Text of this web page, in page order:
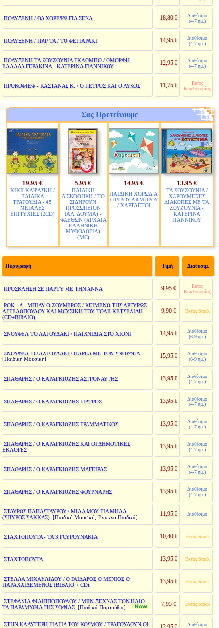
ΠΟΛΥΞΕΝΗ / ΘΑ ΧΟΡΕΨΩ ΓΙΑ ΣΕΝΑ 18,80 €
Διαθέσιμο
(4-7 ημ.)
ΠΟΛΥΞΕΝΗ / ΠΑΡ ΤΑ / ΤΟ ΦΕΓΓΑΡΑΚΙ 14,95 €
Διαθέσιμο
(4-7 ημ.)
ΠΟΛΥΞΕΝΗ ΤΑ ΖΟΥΖΟΥΝΙΑ ΓΚΛΟΜΠΟ / ΟΜΟΡΦΗ
ΕΛΛΑΔΑ ΓΕΡΑΚΙΝΑ - ΚΑΤΕΡΙΝΑ ΓΙΑΝΝΙΚΟΥ
12,95 €
Διαθέσιμο
(4-7 ημ.)
ΠΡΟΚΟΦΙΕΦ - ΚΑΣΤΑΝΑΣ Κ. / Ο ΠΕΤΡΟΣ ΚΑΙ Ο ΛΥΚΟΣ 11,75 €
Εκτός
Κυκλοφορίας
Σας Προτείνουμε
19.95 €
ΚΙΚΗ ΚΑΨΑΣΚΗ /
ΠΑΙΔΙΚΑ
ΤΡΑΓΟΥΔΙΑ - 45
ΜΕΓΑΛΕΣ
ΕΠΙΤΥΧΙΕΣ (2CD)
5.95 €
ΠΑΙΔΙΚΗ
ΔΙΣΚΟΘΗΚΗ / ΤΟ
ΣΙΔΗΡΟΥΝ
ΠΡΟΣΩΠΕΙΟΝ
(ΑΛ. ΔΟΥΜΑ) -
ΦΑΕΘΩΝ (ΑΡΧΑΙΑ
ΕΛΛΗΝΙΚΗ
ΜΥΘΟΛΟΓΙΑ)
(MC)
14.95 €
ΠΑΙΔΙΚΗ ΧΟΡΩΔΙΑ
ΣΠΥΡΟΥ ΛΑΜΠΡΟΥ
/ ΧΑΡΤΑΕΤΟΙ
13.95 €
ΤΑ ΖΟΥΖΟΥΝΙΑ /
ΧΑΡΟΥΜΕΝΕΣ
ΔΙΑΚΟΠΕΣ ΜΕ ΤΑ
ΖΟΥΖΟΥΝΙΑ -
ΚΑΤΕΡΙΝΑ
ΓΙΑΝΝΙΚΟΥ
Περιγραφή Τιμή Διαθεσιμ.
ΠΡΟΣΚΛΗΣΗ ΣΕ ΠΑΡΤΥ ΜΕ ΤΗΝ ΑΝΝΑ 9,95 €
Εκτός
Κυκλοφορίας
ΡΟΚ - Α - ΜΠΙΛΥ Ο ΖΟΥΜΕΡΟΣ / ΚΕΙΜΕΝΟ ΤΗΣ ΑΡΓΥΡΩΣ
ΑΓΓΕΛΟΠΟΥΛΟΥ ΚΑΙ ΜΟΥΣΙΚΗ ΤΟΥ ΤΟΛΗ ΚΕΤΣΕΛΙΔΗ
(CD+ΒΙΒΛΙΟ)
9,90 € Εκτός Stock
ΣΝΟΥΦΕΛ ΤΟ ΛΑΓΟΥΔΑΚΙ / ΠΑΙΧΝΙΔΙΑ ΣΤΟ ΧΙΟΝΙ 14,95 €
Διαθέσιμο
(6-9 ημ.)
ΣΝΟΥΦΕΛ ΤΟ ΛΑΓΟΥΔΑΚΙ / ΠΑΡΕΑ ΜΕ ΤΟΝ ΣΝΟΥΦΕΛ
[Παιδική Μουσική] 15,95 €
Διαθέσιμο
(6-9 ημ.)
ΣΠΑΘΑΡΗΣ / Ο ΚΑΡΑΓΚΙΟΖΗΣ ΑΣΤΡΟΝΑΥΤΗΣ 13,95 €
Διαθέσιμο
(4-7 ημ.)
ΣΠΑΘΑΡΗΣ / Ο ΚΑΡΑΓΚΙΟΖΗΣ ΓΙΑΤΡΟΣ 13,95 €
Διαθέσιμο
(4-7 ημ.)
ΣΠΑΘΑΡΗΣ / Ο ΚΑΡΑΓΚΙΟΖΗΣ ΓΡΑΜΜΑΤΙΚΟΣ 13,95 €
Διαθέσιμο
(4-7 ημ.)
ΣΠΑΘΑΡΗΣ / Ο ΚΑΡΑΓΚΙΟΖΗΣ ΚΑΙ ΟΙ ΔΗΜΟΤΙΚΕΣ
ΕΚΛΟΓΕΣ
13,95 €
Διαθέσιμο
(4-7 ημ.)
ΣΠΑΘΑΡΗΣ / Ο ΚΑΡΑΓΚΙΟΖΗΣ ΜΑΓΕΙΡΑΣ 13,95 €
Διαθέσιμο
(4-7 ημ.)
ΣΠΑΘΑΡΗΣ / Ο ΚΑΡΑΓΚΙΟΖΗΣ ΦΟΥΡΝΑΡΗΣ 13,95 €
Διαθέσιμο
(4-7 ημ.)
ΣΤΑΥΡΟΣ ΠΑΠΑΣΤΑΥΡΟΥ / ΜΙΛΑ ΜΟΥ ΓΙΑ ΜΗΛΑ -
(ΣΠΥΡΟΣ ΣΑΚΚΑΣ)[Παιδική Μουσική, Έντεχνα Παιδικά]
11,95 € Διαθέσιμο
ΣΤΑΧΤΟΠΟΥΤΑ - ΤΑ 3 ΓΟΥΡΟΥΝΑΚΙΑ 10,40 € Εκτός Stock
ΣΤΑΧΤΟΠΟΥΤΑ 13,95 € Εκτός Stock
ΣΤΕΛΛΑ ΜΙΧΑΗΛΙΔΟΥ / Ο ΓΑΙΔΑΡΟΣ Ο ΜΕΝΙΟΣ Ο
ΠΑΡΑΧΑΙΔΕΜΕΝΟΣ (ΒΙΒΛΙΟ + CD)
13,95 € Εκτός Stock
ΣΤΕΦΑΝΙΑ ΦΙΛΙΠΠΟΠΟΥΛΟΥ / ΜΗΝ ΞΕΧΝΑΣ ΤΟΝ ΗΛΙΟ -
ΤΑ ΠΑΡΑΜΥΘΙΑ ΤΗΣ ΣΟΦΙΑΣ [Παιδικά Παραμύθια]
7,95 € Εκτός Stock
ΣΤΗΝ ΚΑΛΥΤΕΡΗ ΓΙΑΓΙΑ ΤΟΥ ΚΟΣΜΟΥ / ΤΡΑΓΟΥΔΟΥΝ ΟΙ
12,95 €
Διαθέσιμο